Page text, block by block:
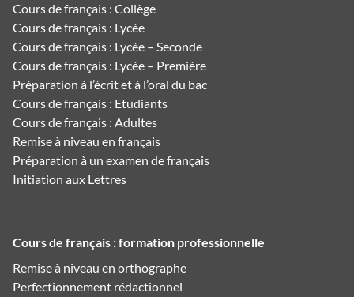
Cours de français : Collège
Cours de français : Lycée
Cours de français : Lycée – Seconde
Cours de français : Lycée – Première
Préparation à l’écrit et à l’oral du bac
Cours de français : Etudiants
Cours de français : Adultes
Remise à niveau en français
Préparation à un examen de français
Initiation aux Lettres
Cours de français : formation professionnelle
Remise à niveau en orthographe
Perfectionnement rédactionnel